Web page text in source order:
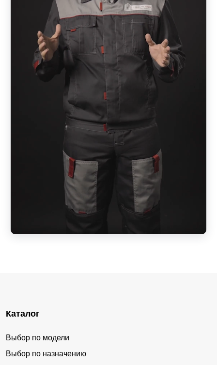
Каталог
Выбор по модели
Выбор по назначению